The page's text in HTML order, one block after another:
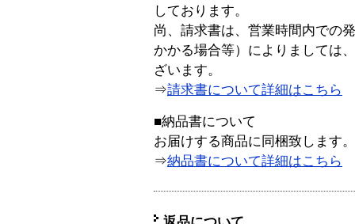
しております。
尚、請求書は、営業時間内での
かかる場合等）によりましては
ざいます。
⇒請求書について詳細はこちら
■納品書について
お届けする商品に同梱致します。
⇒納品書について詳細はこちら